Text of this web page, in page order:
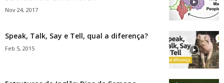
Nov 24, 2017
Speak, Talk, Say e Tell, qual a diferença?
Feb 5, 2015